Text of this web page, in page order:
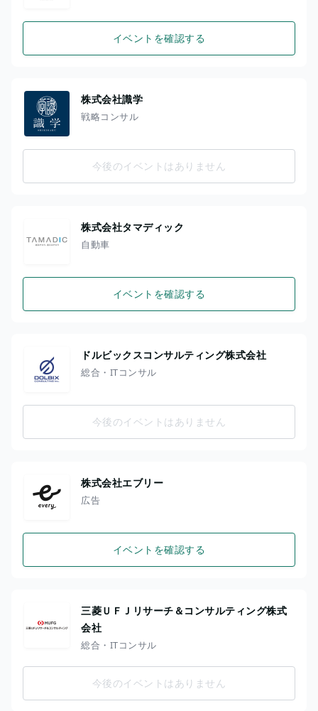
イベントを確認する
株式会社識学
戦略コンサル
今後のイベントはありません
株式会社タマディック
自動車
イベントを確認する
ドルビックスコンサルティング株式会社
総合・ITコンサル
今後のイベントはありません
株式会社エブリー
広告
イベントを確認する
三菱ＵＦＪリサーチ＆コンサルティング株式
会社
総合・ITコンサル
今後のイベントはありません